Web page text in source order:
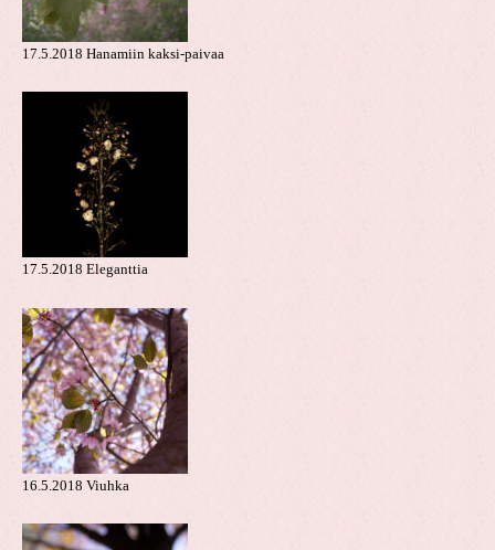
17.5.2018 Hanamiin kaksi-paivaa
17.5.2018 Eleganttia
16.5.2018 Viuhka